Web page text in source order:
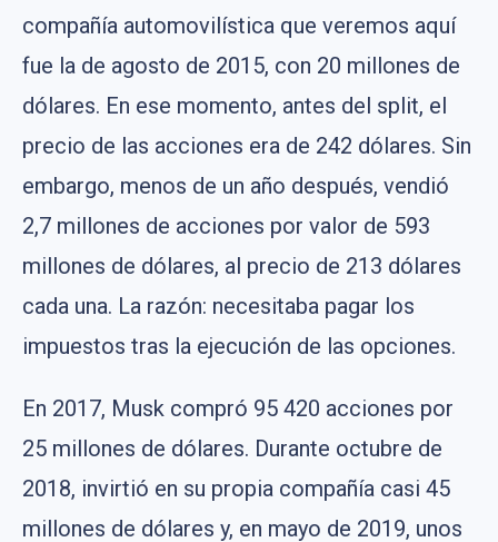
compañía automovilística que veremos aquí
fue la de agosto de 2015, con 20 millones de
dólares. En ese momento, antes del split, el
precio de las acciones era de 242 dólares. Sin
embargo, menos de un año después, vendió
2,7 millones de acciones por valor de 593
millones de dólares, al precio de 213 dólares
cada una. La razón: necesitaba pagar los
impuestos tras la ejecución de las opciones.
En 2017, Musk compró 95 420 acciones por
25 millones de dólares. Durante octubre de
2018, invirtió en su propia compañía casi 45
millones de dólares y, en mayo de 2019, unos